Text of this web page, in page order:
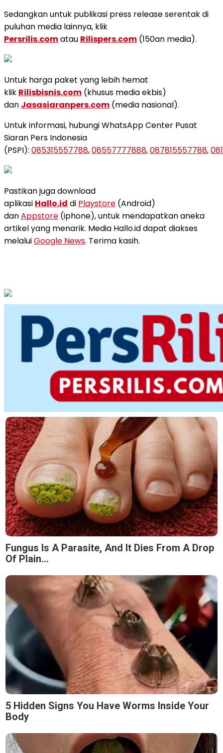
Sedangkan untuk publikasi press release serentak di
puluhan media lainnya, klik
Persrilis.comatau Rilispers.com (150an media).
Untuk harga paket yang lebih hemat
klik Rilisbisnis.com (khusus media ekbis)
dan Jasasiaranpers.com (media nasional).
Untuk informasi, hubungi WhatsApp Center Pusat
Siaran Pers Indonesia
(PSPI): 085315557788,08557777888,087815557788,
Pastikan juga download
aplikasi Hallo.id di Playstore (Android)
danAppstore (iphone), untuk mendapatkan aneka
artikel yang menarik. Media Hallo.id dapat diakses
melaluiGoogle News. Terima kasih.
Fungus Is A Parasite, And It Dies From A Drop
Of Plain...
5 Hidden Signs You Have Worms Inside Your
Body